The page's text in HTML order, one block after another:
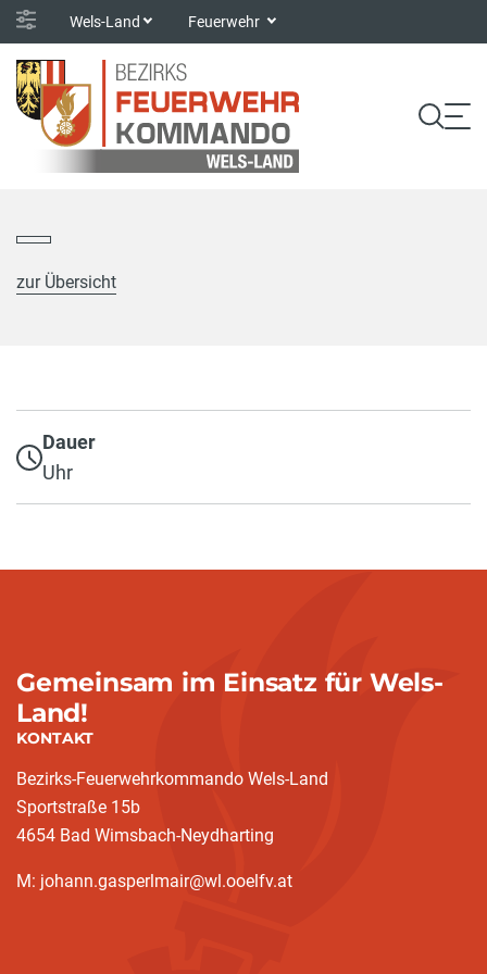
Wels-Land Feuerwehr
zur Übersicht
Dauer
Uhr
Gemeinsam im Einsatz für Wels-
Land!
KONTAKT
Bezirks-Feuerwehrkommando Wels-Land
Sportstraße 15b
4654 Bad Wimsbach-Neydharting
M: johann.gasperlmair@wl.ooelfv.at